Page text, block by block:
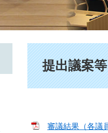
提出議案
審議結果（各議